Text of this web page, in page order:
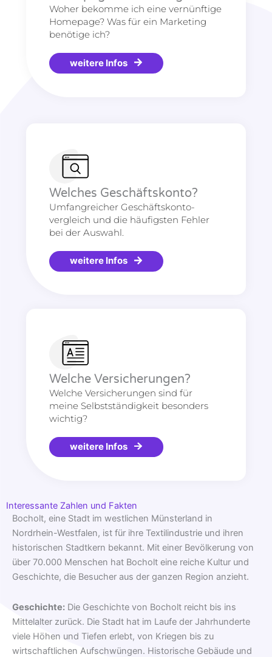
Woher bekomme ich eine vernünftige
Homepage? Was für ein Marketing
benötige ich?
weitere Infos
Welches Geschäftskonto?
Umfangreicher Geschäftskonto-
vergleich und die häufigsten Fehler
bei der Auswahl.
weitere Infos
Welche Versicherungen?
Welche Versicherungen sind für
meine Selbstständigkeit besonders
wichtig?
weitere Infos
Interessante Zahlen und Fakten
Bocholt, eine Stadt im westlichen Münsterland in
Nordrhein-Westfalen, ist für ihre Textilindustrie und ihren
historischen Stadtkern bekannt. Mit einer Bevölkerung von
über 70.000 Menschen hat Bocholt eine reiche Kultur und
Geschichte, die Besucher aus der ganzen Region anzieht.
Geschichte: Die Geschichte von Bocholt reicht bis ins
Mittelalter zurück. Die Stadt hat im Laufe der Jahrhunderte
viele Höhen und Tiefen erlebt, von Kriegen bis zu
wirtschaftlichen Aufschwüngen. Historische Gebäude und